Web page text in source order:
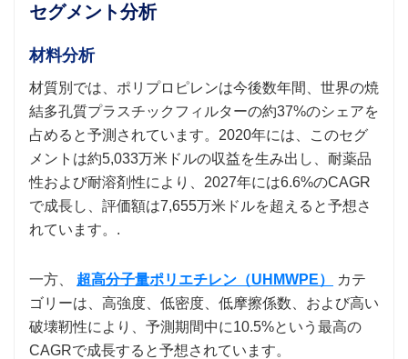
セグメント分析
材料分析
材質別では、ポリプロピレンは今後数年間、世界の焼
結多孔質プラスチックフィルターの約37%のシェアを
占めると予測されています。2020年には、このセグ
メントは約5,033万米ドルの収益を生み出し、耐薬品
性および耐溶剤性により、2027年には6.6%のCAGR
で成長し、評価額は7,655万米ドルを超えると予想さ
れています。.
一方、 超高分子量ポリエチレン（UHMWPE）
カテ
ゴリーは、高強度、低密度、低摩擦係数、および高い
破壊靭性により、予測期間中に10.5%という最高の
CAGRで成長すると予想されています。